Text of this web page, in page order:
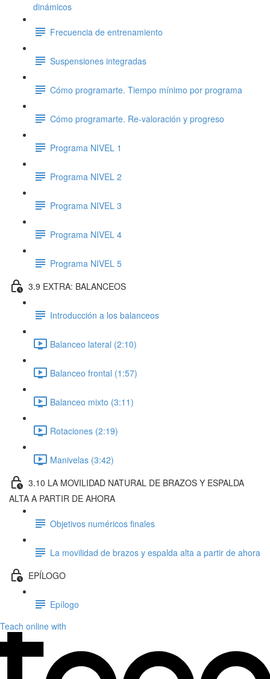
dinámicos
Frecuencia de entrenamiento
Suspensiones integradas
Cómo programarte. Tiempo mínimo por programa
Cómo programarte. Re-valoración y progreso
Programa NIVEL 1
Programa NIVEL 2
Programa NIVEL 3
Programa NIVEL 4
Programa NIVEL 5
3.9 EXTRA: BALANCEOS
Introducción a los balanceos
Balanceo lateral (2:10)
Balanceo frontal (1:57)
Balanceo mixto (3:11)
Rotaciones (2:19)
Manivelas (3:42)
3.10 LA MOVILIDAD NATURAL DE BRAZOS Y ESPALDA
ALTA A PARTIR DE AHORA
Objetivos numéricos finales
La movilidad de brazos y espalda alta a partir de ahora
EPÍLOGO
Epílogo
Teach online with